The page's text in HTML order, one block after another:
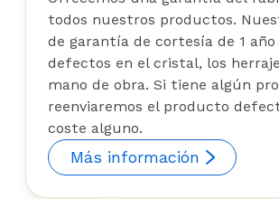
todos nuestros productos.
de garantía de cortesía de 1
defectos en el cristal, los
mano de obra. Si tiene algún
reenviaremos el producto
coste alguno.
Más información